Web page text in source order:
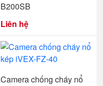
B200SB
Liên hệ
Camera chống cháy nổ